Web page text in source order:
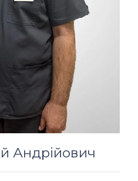
Андрійович